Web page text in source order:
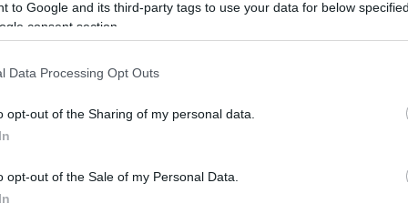
to Google and its third-party tags to use your data for below
consent section.
Data Processing Opt Outs
opt-out of the Sharing of my personal data.
opt-out of the Sale of my Personal Data.
στην
του